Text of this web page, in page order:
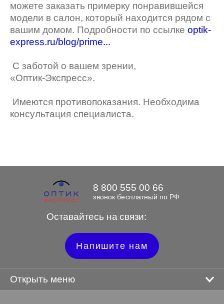
можете заказать примерку понравившейся
модели в салон, который находится рядом с
вашим домом. Подробности по ссылке optik-
express.ru/blog/prime...
С заботой о вашем зрении,
«Оптик-Экспресс».
Имеются противопоказания. Необходима
консультация специалиста.
Оставайтесь на связи:
8 800 555 00 66
звонок бесплатный по РФ
Напишите нам
Открыть меню